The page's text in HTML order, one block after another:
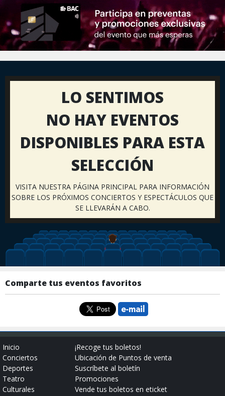
LO SENTIMOS
NO HAY EVENTOS
DISPONIBLES PARA ESTA
SELECCIÓN
VISITA NUESTRA PÁGINA PRINCIPAL PARA INFORMACIÓN
SOBRE LOS PRÓXIMOS CONCIERTOS Y ESPECTÁCULOS QUE
SE LLEVARÁN A CABO.
Comparte tus eventos favoritos
Inicio
Conciertos
Deportes
Teatro
Culturales
¡Recoge tus boletos!
Ubicación de Puntos de venta
Suscríbete al boletín
Promociones
Vende tus boletos en eticket